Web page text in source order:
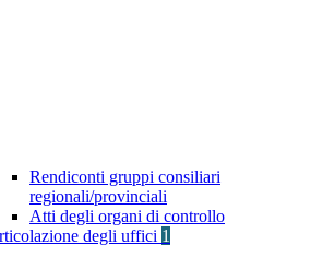
Rendiconti gruppi consiliari
regionali/provinciali
Atti degli organi di controllo
degli uffici 1